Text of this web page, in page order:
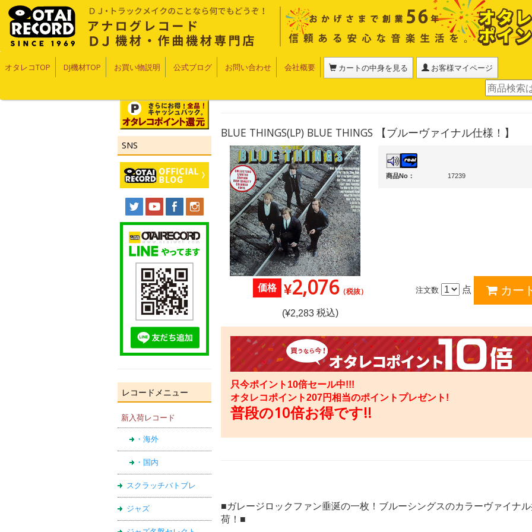
オタレコTOP DJ機材TOP お買い物説明 公式ブログ お問い合わせ 会社概要 カートの中身を見る お客様マイページ
SNS
レコードメニュー
新入荷レコード
・海外
・国内
スクラッチバトブレ
ジャズ
BLUE THINGS(LP) BLUE THINGS 【ブルーヴァイナル仕様！】
商品No： 17239
価格 ¥2,076（税抜）
(¥2,283税込)
注文数 点
只今ポイント10倍セール中!!!
オタレコポイント207円相当のポイントプレゼント!
普段の10倍お得です!!
■ガレージロックファン垂涎の一枚！ブルーシングスのカラーヴァイナ
荷！■